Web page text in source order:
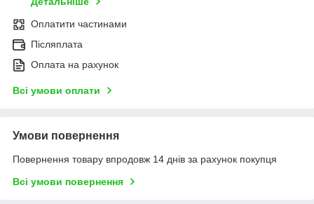
Оплатити частинами
Післяплата
Оплата на рахунок
Всі умови оплати
Умови повернення
Повернення товару впродовж 14 днів за рахунок покупця
Всі умови повернення